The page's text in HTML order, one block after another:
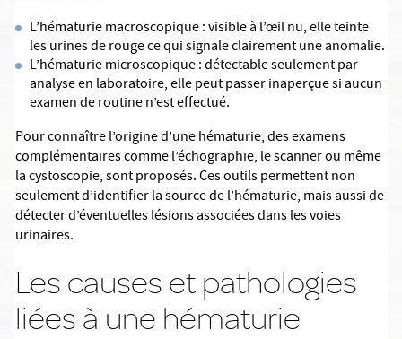
L’hématurie macroscopique : visible à l’œil nu, elle teinte
les urines de rouge ce qui signale clairement une anomalie.
L’hématurie microscopique : détectable seulement par
analyse en laboratoire, elle peut passer inaperçue si aucun
examen de routine n’est effectué.
Pour connaître l’origine d’une hématurie, des examens
complémentaires comme l’échographie, le scanner ou même
la cystoscopie, sont proposés. Ces outils permettent non
seulement d’identifier la source de l’hématurie, mais aussi de
détecter d’éventuelles lésions associées dans les voies
urinaires.
Les causes et pathologies
liées à une hématurie